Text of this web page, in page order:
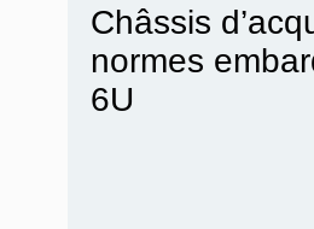
Châssis
normes
6U